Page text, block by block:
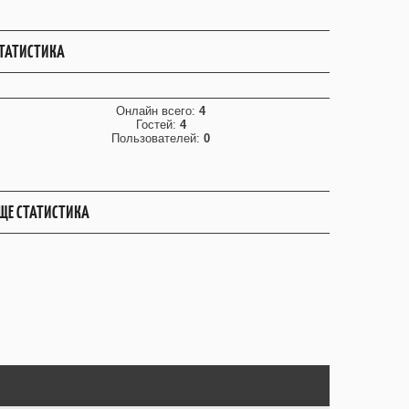
Онлайн всего: 4
Гостей: 4
Пользователей: 0
СТАТИСТИКА